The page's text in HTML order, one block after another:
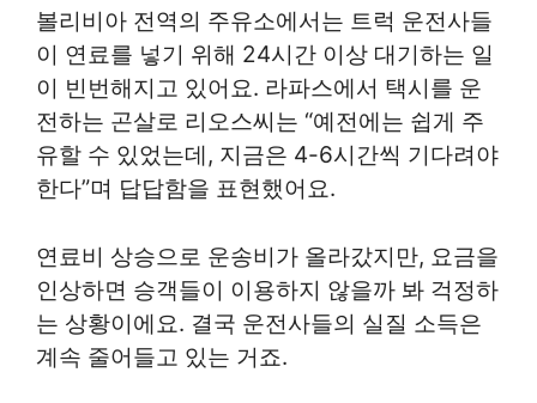
볼리비아 전역의 주유소에서는 트럭 운전사들
이 연료를 넣기 위해 24시간 이상 대기하는 일
이 빈번해지고 있어요. 라파스에서 택시를 운
전하는 곤살로 리오스씨는 “예전에는 쉽게 주
유할 수 있었는데, 지금은 4-6시간씩 기다려야
한다”며 답답함을 표현했어요.
연료비 상승으로 운송비가 올라갔지만, 요금을
인상하면 승객들이 이용하지 않을까 봐 걱정하
는 상황이에요. 결국 운전사들의 실질 소득은
계속 줄어들고 있는 거죠.